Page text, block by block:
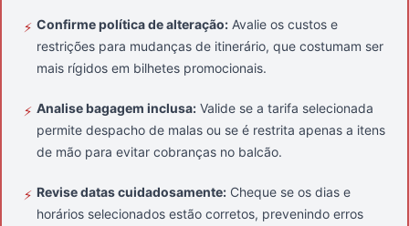
⚡ Confirme política de alteração: Avalie os custos e
restrições para mudanças de itinerário, que costumam ser
mais rígidos em bilhetes promocionais.
⚡ Analise bagagem inclusa: Valide se a tarifa selecionada
permite despacho de malas ou se é restrita apenas a itens
de mão para evitar cobranças no balcão.
⚡ Revise datas cuidadosamente: Cheque se os dias e
horários selecionados estão corretos, prevenindo erros